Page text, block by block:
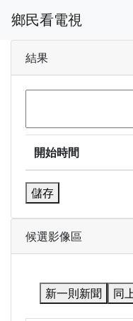
鄉民看電視
結果
開始時間
儲存
候選影像區
新一則新聞 同